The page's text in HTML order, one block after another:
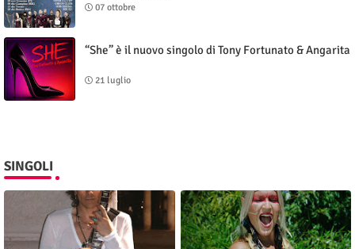
07 ottobre
“She” è il nuovo singolo di Tony Fortunato & Angarita
21 luglio
SINGOLI